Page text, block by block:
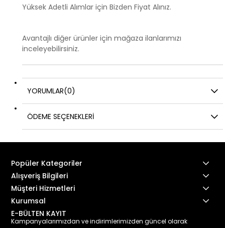
Yüksek Adetli Alımlar için Bizden Fiyat Alınız.
Avantajlı diğer ürünler için mağaza ilanlarımızı
inceleyebilirsiniz.
YORUMLAR(0)
ÖDEME SEÇENEKLERI
Popüler Kategoriler
Alışveriş Bilgileri
Müşteri Hizmetleri
Kurumsal
E-BÜLTEN KAYIT
Kampanyalarımızdan ve indirimlerimizden güncel olarak